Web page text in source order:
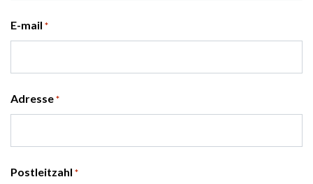
E-mail *
Adresse *
Postleitzahl *